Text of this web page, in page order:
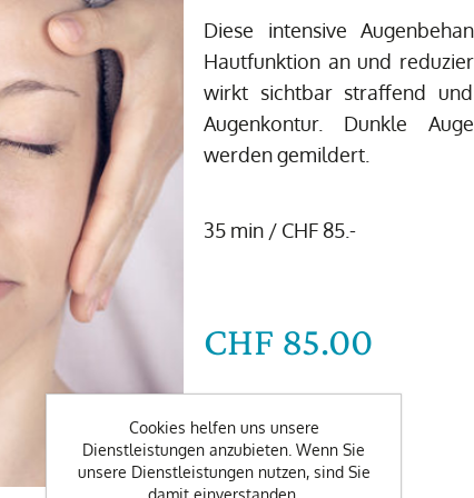
Diese intensive
Hautfunktion an und
wirkt sichtbar straffend
Augenkontur. Dunkle
werden gemildert.
35 min / CHF 85.-
CHF 85.00
-
Wunschdatum
Cookies helfen uns unsere
Dienstleistungen anzubieten. Wenn Sie
unsere Dienstleistungen nutzen, sind Sie
damit einverstanden.